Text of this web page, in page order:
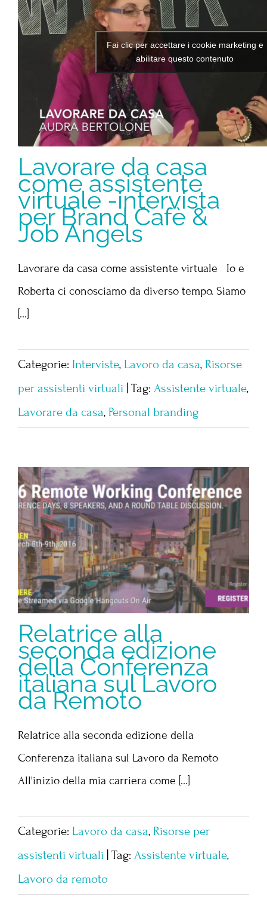
Fai clic per accettare i cookie marketing e
abilitare questo contenuto
Lavorare da casa
come assistente
virtuale -intervista
per Brand Cafè &
Job Angels
Lavorare da casa come assistente virtuale Io e
Roberta ci conosciamo da diverso tempo. Siamo
[...]
Categorie: Interviste, Lavoro da casa, Risorse
per assistenti virtuali Tag: Assistente virtuale,
Lavorare da casa, Personal branding
Relatrice alla
seconda edizione
della Conferenza
italiana sul Lavoro
da Remoto
Relatrice alla seconda edizione della
Conferenza italiana sul Lavoro da Remoto
All'inizio della mia carriera come [...]
Categorie: Lavoro da casa, Risorse per
assistenti virtuali Tag: Assistente virtuale,
Lavoro da remoto